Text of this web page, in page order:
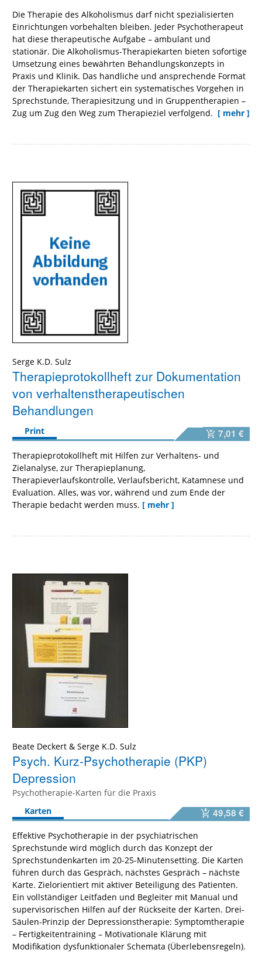
Die Therapie des Alkoholismus darf nicht spezialisierten
Einrichtungen vorbehalten bleiben. Jeder Psychotherapeut
hat diese therapeutische Aufgabe – ambulant und
stationär. Die Alkoholismus-Therapiekarten bieten sofortige
Umsetzung eines bewährten Behandlungskonzepts in
Praxis und Klinik. Das handliche und ansprechende Format
der Therapiekarten sichert ein systematisches Vorgehen in
Sprechstunde, Therapiesitzung und in Gruppentherapien –
Zug um Zug den Weg zum Therapieziel verfolgend. [ mehr ]
Serge K.D. Sulz
Therapieprotokollheft zur Dokumentation
von verhaltenstherapeutischen
Behandlungen
Print 7,01 €
Therapieprotokollheft mit Hilfen zur Verhaltens- und
Zielanalyse, zur Therapieplanung,
Therapieverlaufskontrolle, Verlaufsbericht, Katamnese und
Evaluation. Alles, was vor, während und zum Ende der
Therapie bedacht werden muss. [ mehr ]
Beate Deckert & Serge K.D. Sulz
Psych. Kurz-Psychotherapie (PKP)
Depression
Psychotherapie-Karten für die Praxis
Karten
49,58 €
Effektive Psychotherapie in der psychiatrischen
Sprechstunde wird möglich durch das Konzept der
Sprechstundenkarten im 20-25-Minutensetting. Die Karten
führen durch das Gespräch, nächstes Gespräch – nächste
Karte. Zielorientiert mit aktiver Beteiligung des Patienten.
Ein vollständiger Leitfaden und Begleiter mit Manual und
supervisorischen Hilfen auf der Rückseite der Karten. Drei-
Säulen-Prinzip der Depressionstherapie: Symptomtherapie
– Fertigkeitentraining – Motivationale Klärung mit
Modifikation dysfunktionaler Schemata (Überlebensregeln).